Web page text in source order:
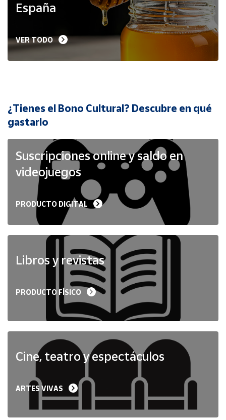
Mapa de
Hazte
vendedor
Cuenta
Ubicación
Península
Baleares
Melilla
España
VER TODO
¿Tienes el Bono Cultural? Descubre en qué
gastarlo
Suscripciones online y saldo en
videojuegos
PRODUCTO DIGITAL
Libros y revistas
PRODUCTO FÍSICO
Cine, teatro y espectáculos
ARTES VIVAS